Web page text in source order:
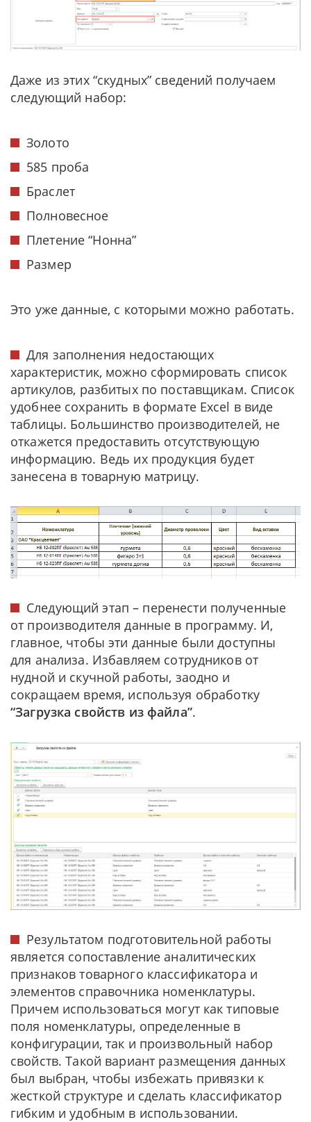
Даже из этих “скудных” сведений получаем
следующий набор:
Золото
585 проба
Браслет
Полновесное
Плетение “Нонна”
Размер
Это уже данные, с которыми можно работать.
Для заполнения недостающих
характеристик, можно сформировать список
артикулов, разбитых по поставщикам. Список
удобнее сохранить в формате Excel в виде
таблицы. Большинство производителей, не
откажется предоставить отсутствующую
информацию. Ведь их продукция будет
занесена в товарную матрицу.
Следующий этап – перенести полученные
от производителя данные в программу. И,
главное, чтобы эти данные были доступны
для анализа. Избавляем сотрудников от
нудной и скучной работы, заодно и
сокращаем время, используя обработку
“Загрузка свойств из файла”.
Результатом подготовительной работы
является сопоставление аналитических
признаков товарного классификатора и
элементов справочника номенклатуры.
Причем использоваться могут как типовые
поля номенклатуры, определенные в
конфигурации, так и произвольный набор
свойств. Такой вариант размещения данных
был выбран, чтобы избежать привязки к
жесткой структуре и сделать классификатор
гибким и удобным в использовании.